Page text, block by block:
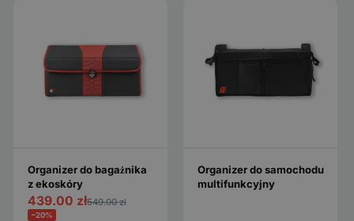
Organizer do bagażnika
z ekoskóry
439.00 zł549.00zł
−20%
Organizer do samochodu
multifunkcyjny